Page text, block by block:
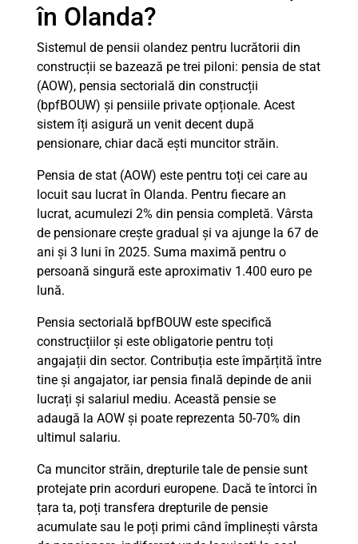
în Olanda?
Sistemul de pensii olandez pentru lucrătorii din
construcții se bazează pe trei piloni: pensia de stat
(AOW), pensia sectorială din construcții
(bpfBOUW) și pensiile private opționale. Acest
sistem îți asigură un venit decent după
pensionare, chiar dacă ești muncitor străin.
Pensia de stat (AOW) este pentru toți cei care au
locuit sau lucrat în Olanda. Pentru fiecare an
lucrat, acumulezi 2% din pensia completă. Vârsta
de pensionare crește gradual și va ajunge la 67 de
ani și 3 luni în 2025. Suma maximă pentru o
persoană singură este aproximativ 1.400 euro pe
lună.
Pensia sectorială bpfBOUW este specifică
construcțiilor și este obligatorie pentru toți
angajații din sector. Contribuția este împărțită între
tine și angajator, iar pensia finală depinde de anii
lucrați și salariul mediu. Această pensie se
adaugă la AOW și poate reprezenta 50-70% din
ultimul salariu.
Ca muncitor străin, drepturile tale de pensie sunt
protejate prin acorduri europene. Dacă te întorci în
țara ta, poți transfera drepturile de pensie
acumulate sau le poți primi când împlinești vârsta